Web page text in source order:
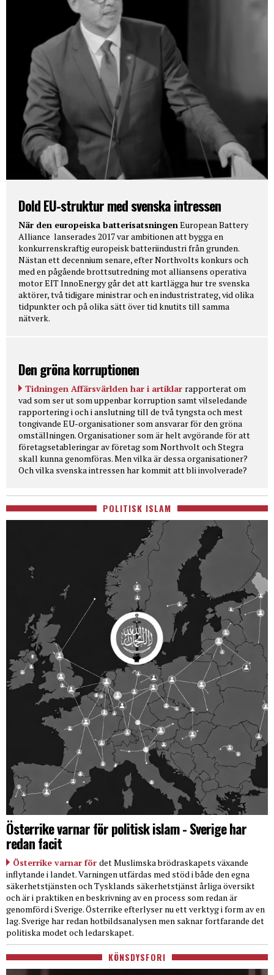
Dold EU-struktur med svenska intressen
När den europeiska batterisatsningen European Battery
Alliance lanserades 2017 var ambitionen att bygga en
konkurrenskraftig europeisk batteriindustri från grunden.
Nästan ett decennium senare, efter Northvolts konkurs och
med en pågående brottsutredning mot alliansens operativa
motor EIT InnoEnergy går det att kartlägga hur tre svenska
aktörer, två tidigare ministrar och en industristrateg, vid olika
tidpunkter och på olika sätt över tid knutits till samma
nätverk.
Den gröna korruptionen
Tidningen Affärsvärlden har i artiklar rapporterat om
vad som ser ut som uppenbar korruption samt vilseledande
rapportering i och i anslutning till de två tyngsta och mest
tongivande EU-organisationer som ansvarar för den gröna
omställningen. Organisationer som är helt avgörande för att
företagsetableringar av företag som Northvolt och Stegra
skall kunna genomföras. Men vilka är dessa organisationer?
Och vilka svenska intressen har kommit att bli involverade?
POLITISK ISLAM
Österrike varnar för politisk islam - Sverige har
redan facit
Österrike varnar för det Muslimska brödraskapets växande
inflytande i landet. Varningen utfärdas med stöd i både den egna
säkerhetstjänsten och Tysklands säkerhetstjänst årliga översikt
och är i praktiken en beskrivning av en process som redan är
genomförd i Sverige. Österrike efterlyser nu ett verktyg i form av en
lag. Sverige har redan hotbildsanalysen men saknar fortfarande det
politiska modet och ledarskapet.
KÖNSDYSFORI